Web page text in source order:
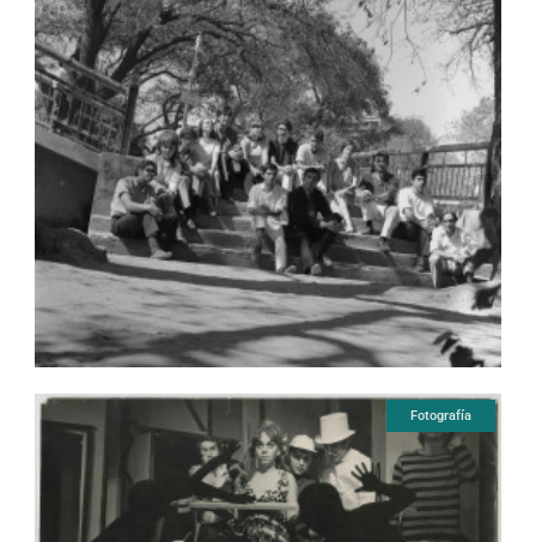
Fotografía